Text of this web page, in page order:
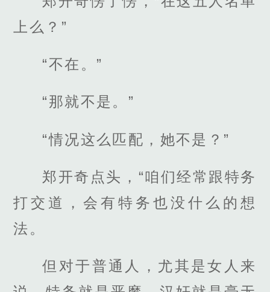
上么？”
“不在。”
“那就不是。”
“情况这么匹配，她不是？”
郑开奇点头，“咱们经常跟特务
打交道，会有特务也没什么的想
法。
但对于普通人，尤其是女人来